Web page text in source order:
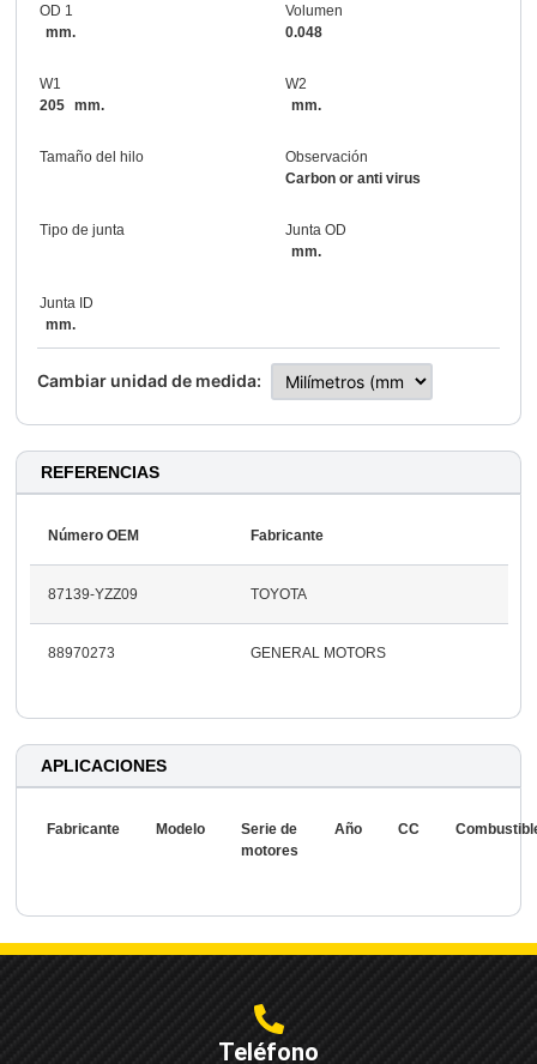
OD 1
mm.
Volumen
0.048
W1
205 mm.
W2
mm.
Tamaño del hilo
Observación
Carbon or anti virus
Tipo de junta
Junta OD
mm.
Junta ID
mm.
Cambiar unidad de medida:
REFERENCIAS
Número OEM Fabricante
87139-YZZ09 TOYOTA
88970273 GENERAL MOTORS
APLICACIONES
Fabricante Modelo
Serie de
motores
Año CC
Teléfono